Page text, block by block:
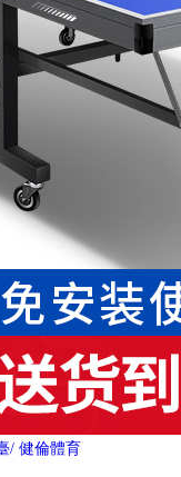
/ 健倫體育